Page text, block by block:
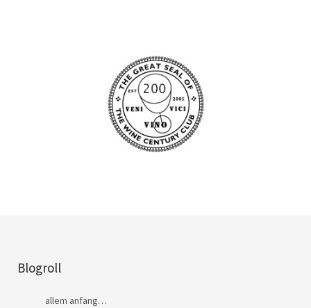
Blogroll
allem anfang…